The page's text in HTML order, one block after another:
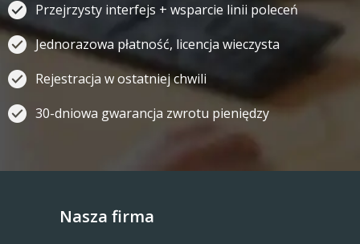
Przejrzysty interfejs + wsparcie linii poleceń
Jednorazowa płatność, licencja wieczysta
Rejestracja w ostatniej chwili
30-dniowa gwarancja zwrotu pieniędzy
Nasza firma